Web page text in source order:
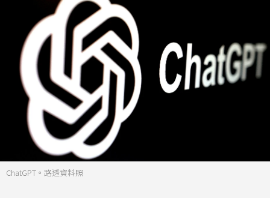
ChatGPT。路透資料照